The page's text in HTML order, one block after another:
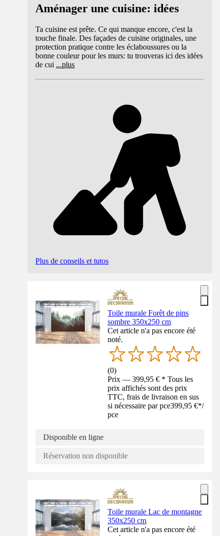
Aménager une cuisine: idées
Ta cuisine est prête. Ce qui manque encore, c'est la
touche finale. Des façades de cuisine originales, une
protection pratique contre les éclaboussures ou la
bonne couleur pour les murs: tu trouveras ici des idées
de cui ...plus
Plus de conseils et tutos
Toile murale Forêt de pins
sombre 350x250 cm
Cet article n'a pas encore été
noté.
(0)
Prix — 399,95 € * Tous les
prix affichés sont des prix
TTC, frais de livraison en sus
si nécessaire par pce399,95 €*/
pce
Disponible en ligne
Réservation non disponible
Toile murale Lac de montagne
350x250 cm
Cet article n'a pas encore été